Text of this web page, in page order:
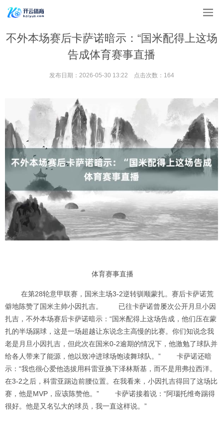
不外本场赛后卡萨诺暗示：“国米配得上这场
告成体育赛事直播
发布日期：2026-05-30 13:22 点击次数：164
体育赛事直播
在第28轮意甲联赛，国米主场3-2逆转驯顺蒙扎。赛后卡萨诺荒
僻地陈赞了国米主帅小因扎吉。 已往卡萨诺曾屡次公开月旦小因
扎吉，不外本场赛后卡萨诺暗示：“国米配得上这场告成，他们压在蒙
扎的半场踢球，这是一场超越让东说念主高慢的比赛。你们知说念我
老是月旦小因扎吉，但此次在国米0-2逾期的情况下，他激勉了球队并
给各人带来了能源，他以致冲进球场饱读舞球队。” 卡萨诺还暗
示：“我也很心爱他选拔用科雷亚换下泽林斯基，而不是用弗拉西洋。
在3-2之后，科雷亚踢边前腰位置。在我看来，小因扎吉得回了这场比
赛，他是MVP，应该陈赞他。” 卡萨诺接着说：“阿瑙托维奇踢得
很好。他是又名弘大的球员，我一直这样说。”